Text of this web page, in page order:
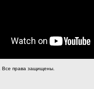
права защищены.